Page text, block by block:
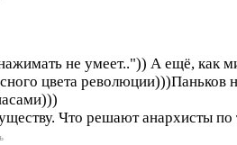
не умеет..")) А ещё, как
цвета революции)))Паньков
Что решают анархисты